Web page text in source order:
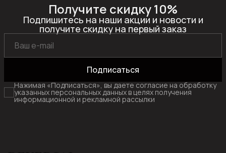
Получите скидку 10%
Подпишитесь на наши акции и новости и
получите скидку на первый заказ
Подписаться
Нажимая «Подписаться», вы даете согласие на обработку
указанных персональных данных в целях получения
информационной и рекламной рассылки